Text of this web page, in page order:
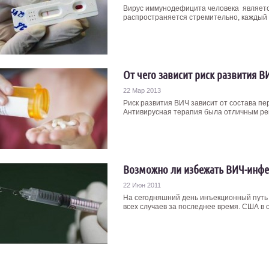
Вирус иммунодефицита человека
распространяется стремительно, каждый
От чего зависит риск развития
22 Мар 2013
Риск развития ВИЧ зависит от состава
Антивирусная терапия была отличным
Возможно ли избежать ВИЧ-
22 Июн 2011
На сегодняшний день инъекционный
всех случаев за последнее время. США в